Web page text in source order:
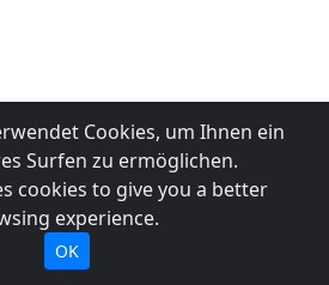
Cookies, um Ihnen ein
Surfen zu ermöglichen.
cookies to give you a better
experience.
OK